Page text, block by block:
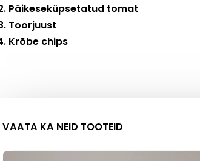
Päikeseküpsetatud tomat
Toorjuust
Krõbe chips
VAATA KA NEID TOOTEID